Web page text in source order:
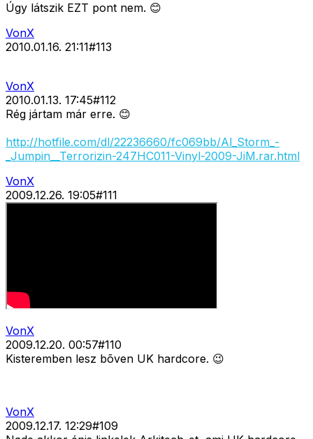
Úgy látszik EZT pont nem. 😊
VonX
2010.01.16. 21:11#113
VonX
2010.01.13. 17:45#112
Rég jártam már erre. 😊
http://hotfile.com/dl/22236660/fc069bb/Al_Storm_-
_Jumpin__Terrorizin-247HC011-Vinyl-2009-JiM.rar.html
VonX
2009.12.26. 19:05#111
VonX
2009.12.20. 00:57#110
Kisteremben lesz bõven UK hardcore. 😉
VonX
2009.12.17. 12:29#109